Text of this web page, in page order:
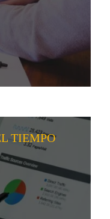
TIEMPO